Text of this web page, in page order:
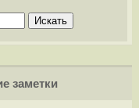
заметки